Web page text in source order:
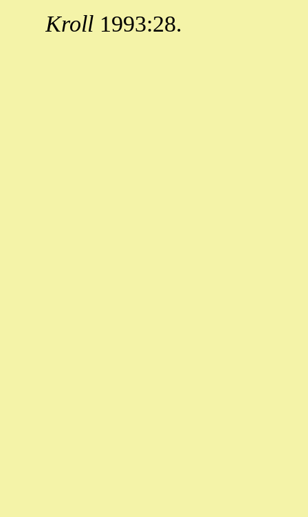
Kroll 1993:28.